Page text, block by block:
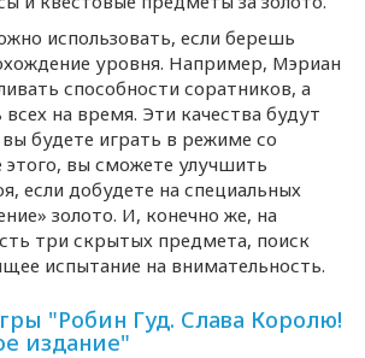
использовать, если берешь
уровня. Например, Мэриан
способности соратников, а
на время. Эти качества будут
будете играть в режиме со
вы сможете улучшить
если добудете на специальных
золото. И, конечно же, на
три скрытых предмета, поиск
испытание на внимательность.
"Робин Гуд. Слава Королю!
издание"